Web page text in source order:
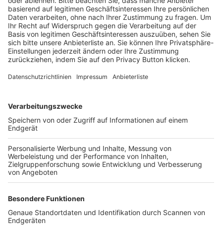
BFV-Geschäftsstellen
Trainerbörse
Login SpielPlus
FOLGE DEM BFV
TOP-VEREINE
TOP-PARTNER